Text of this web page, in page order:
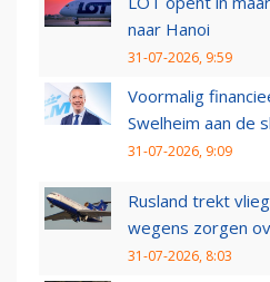
naar Hanoi
31-07-2026, 9:59
Voormalig
Swelheim aan de
31-07-2026, 9:09
Rusland trekt
wegens zorgen
31-07-2026, 8:03